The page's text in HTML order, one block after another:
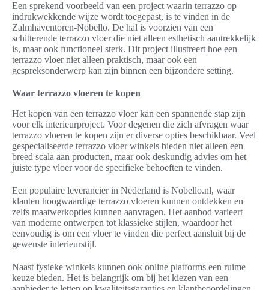
Een sprekend voorbeeld van een project waarin terrazzo op
indrukwekkende wijze wordt toegepast, is te vinden in de
Zalmhaventoren-Nobello. De hal is voorzien van een
schitterende terrazzo vloer die niet alleen esthetisch aantrekkelijk
is, maar ook functioneel sterk. Dit project illustreert hoe een
terrazzo vloer niet alleen praktisch, maar ook een
gespreksonderwerp kan zijn binnen een bijzondere setting.
Waar terrazzo vloeren te kopen
Het kopen van een terrazzo vloer kan een spannende stap zijn
voor elk interieurproject. Voor degenen die zich afvragen waar
terrazzo vloeren te kopen zijn er diverse opties beschikbaar. Veel
gespecialiseerde terrazzo vloer winkels bieden niet alleen een
breed scala aan producten, maar ook deskundig advies om het
juiste type vloer voor de specifieke behoeften te vinden.
Een populaire leverancier in Nederland is Nobello.nl, waar
klanten hoogwaardige terrazzo vloeren kunnen ontdekken en
zelfs maatwerkopties kunnen aanvragen. Het aanbod varieert
van moderne ontwerpen tot klassieke stijlen, waardoor het
eenvoudig is om een vloer te vinden die perfect aansluit bij de
gewenste interieurstijl.
Naast fysieke winkels kunnen ook online platforms een ruime
keuze bieden. Het is belangrijk om bij het kiezen van een